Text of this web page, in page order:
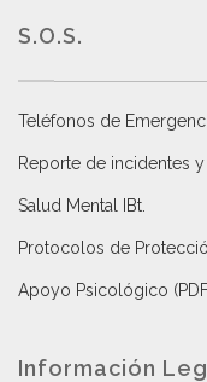
S.O.S.
Teléfonos de
Reporte de incidentes
Salud Mental IBt
Protocolos de
Apoyo Psicológico
Información